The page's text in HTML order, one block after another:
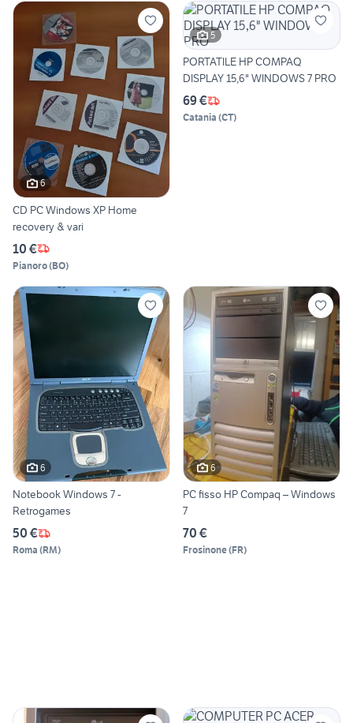
6
CD PC Windows XP Home
recovery & vari
10 €
Pianoro(BO)
5
PORTATILE HP COMPAQ
DISPLAY 15,6" WINDOWS 7 PRO
69 €
Catania (CT)
6
Notebook Windows 7 -
Retrogames
50 €
Roma (RM)
6
PC fisso HP Compaq – Windows
7
70 €
Frosinone(FR)